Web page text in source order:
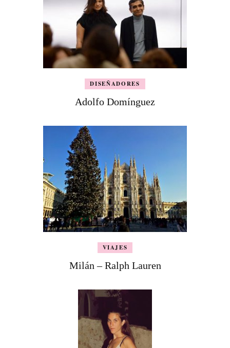
DISEÑADORES
Adolfo Domínguez
VIAJES
Milán – Ralph Lauren